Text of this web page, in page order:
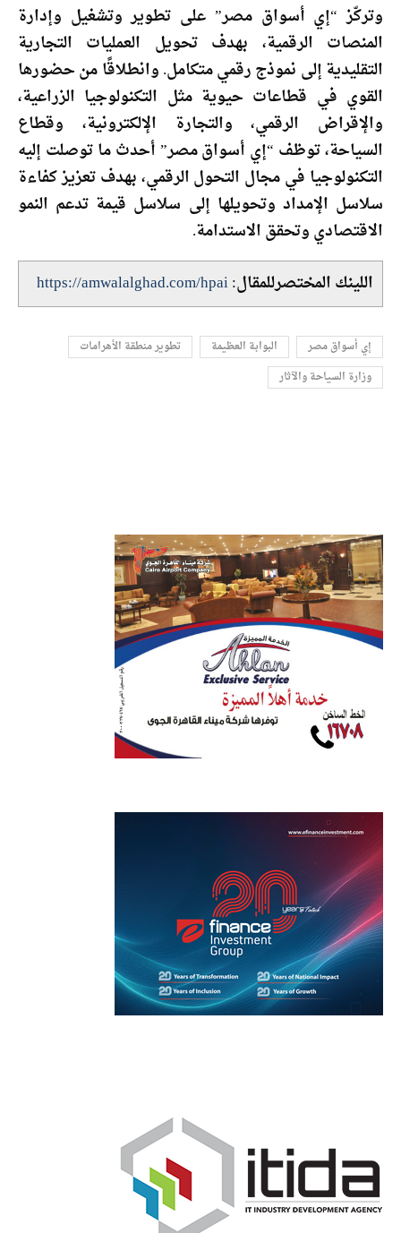
وتركّز “إي أسواق مصر” على تطوير وتشغيل وإدارة
المنصات الرقمية، بهدف تحويل العمليات التجارية
التقليدية إلى نموذج رقمي متكامل. وانطلاقًا من حضورها
القوي في قطاعات حيوية مثل التكنولوجيا الزراعية،
والإقراض الرقمي، والتجارة الإلكترونية، وقطاع
السياحة، توظف “إي أسواق مصر” أحدث ما توصلت إليه
التكنولوجيا في مجال التحول الرقمي، بهدف تعزيز كفاءة
سلاسل الإمداد وتحويلها إلى سلاسل قيمة تدعم النمو
الاقتصادي وتحقق الاستدامة.
اللينك المختصرللمقال:https://amwalalghad.com/hpai
إي أسواق مصر البوابة العظيمة
تطوير منطقة الأهرامات
وزارة السياحة والآثار